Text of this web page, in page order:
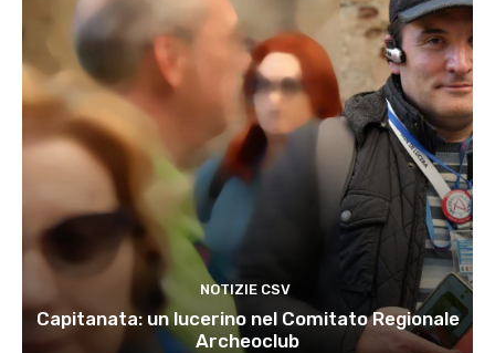
NOTIZIE CSV
Capitanata: un lucerino nel Comitato Regionale
Archeoclub